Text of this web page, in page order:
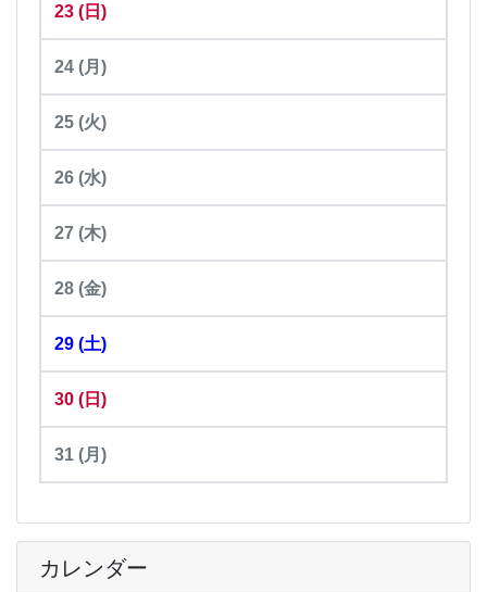
23 (日)
24 (月)
25 (火)
26 (水)
27 (木)
28 (金)
29 (土)
30 (日)
31 (月)
カレンダー